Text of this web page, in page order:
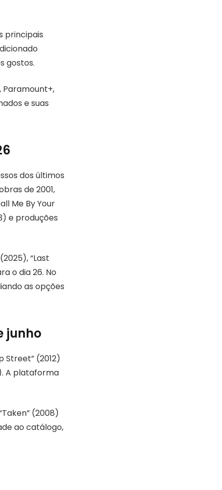
principais
gostos.
e suas
dos últimos
de 2001,
Me By Your
e produções
“Last
o dia 26. No
as opções
junho
Street” (2012)
A plataforma
(2008)
ao catálogo,